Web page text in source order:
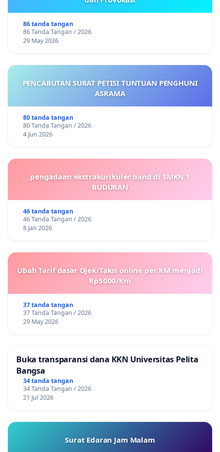
86 tanda tangan
86 Tanda Tangan / 2026
29 May 2026
PENCABUTAN SURAT PETISI TUNTUAN PENGHUNI
ASRAMA
80 tanda tangan
80 Tanda Tangan / 2026
4 Jun 2026
pengadaan ekstrakurikuler band di SMKN 1
BUDURAN
46 tanda tangan
46 Tanda Tangan / 2026
8 Jan 2026
Ubah Tarif dasar Ojek/Taksi online per KM menjadi
Rp5000/Km
37 tanda tangan
37 Tanda Tangan / 2026
29 May 2026
Buka transparansi dana KKN Universitas Pelita
Bangsa
34 tanda tangan
34 Tanda Tangan / 2026
21 Jul 2026
Surat Edaran Jam Malam